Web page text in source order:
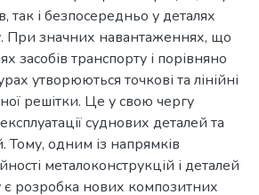
так і безпосередньо у деталях
При значних навантаженнях, що
засобів транспорту і порівняно
утворюються точкові та лінійні
решітки. Це у свою чергу
суднових деталей та
Тому, одним із напрямків
металоконструкцій і деталей
є розробка нових композитних